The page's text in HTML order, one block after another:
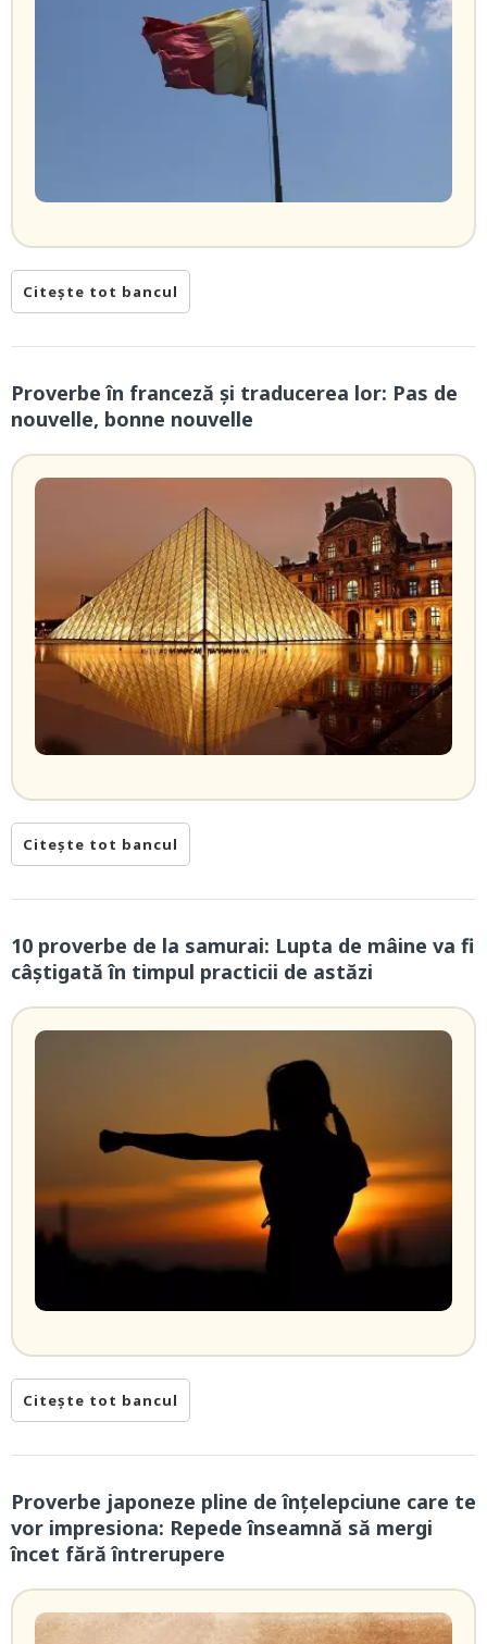
Citește tot bancul
Proverbe în franceză și traducerea lor: Pas de
nouvelle, bonne nouvelle
Citește tot bancul
10 proverbe de la samurai: Lupta de mâine va fi
câștigată în timpul practicii de astăzi
Citește tot bancul
Proverbe japoneze pline de înțelepciune care te
vor impresiona: Repede înseamnă să mergi
încet fără întrerupere